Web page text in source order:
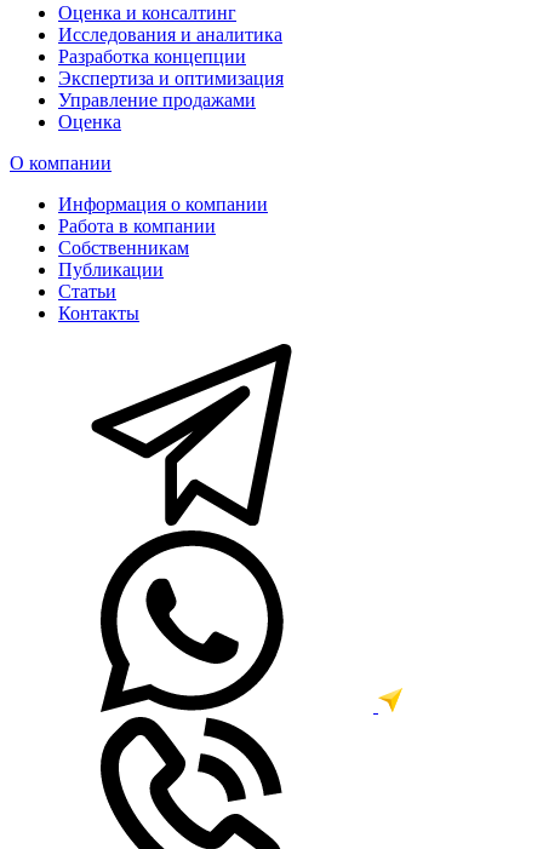
Оценка и консалтинг
Исследования и аналитика
Разработка концепции
Экспертиза и оптимизация
Управление продажами
Оценка
О компании
Информация о компании
Работа в компании
Собственникам
Публикации
Статьи
Контакты